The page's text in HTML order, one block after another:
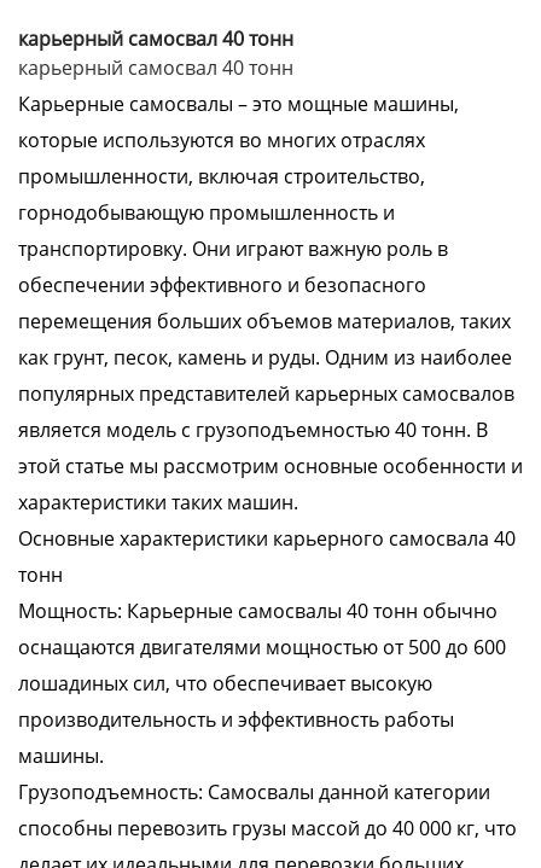
карьерный самосвал 40 тонн
карьерный самосвал 40 тонн
Карьерные самосвалы – это мощные машины,
которые используются во многих отраслях
промышленности, включая строительство,
горнодобывающую промышленность и
транспортировку. Они играют важную роль в
обеспечении эффективного и безопасного
перемещения больших объемов материалов, таких
как грунт, песок, камень и руды. Одним из наиболее
популярных представителей карьерных самосвалов
является модель с грузоподъемностью 40 тонн. В
этой статье мы рассмотрим основные особенности и
характеристики таких машин.
Основные характеристики карьерного самосвала 40
тонн
Мощность: Карьерные самосвалы 40 тонн обычно
оснащаются двигателями мощностью от 500 до 600
лошадиных сил, что обеспечивает высокую
производительность и эффективность работы
машины.
Грузоподъемность: Самосвалы данной категории
способны перевозить грузы массой до 40 000 кг, что